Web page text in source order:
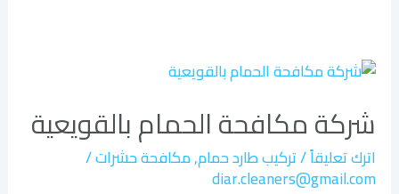
شركة مكافحة الحمام بالقويعية
اترك تعليقاً/تركيب طارد حمام,مكافحة حشرات/
diar.cleaners@gmail.com
شركة
الحمام
بالقويعية